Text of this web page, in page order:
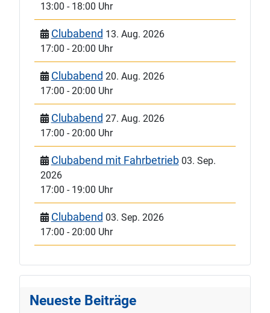
13:00 - 18:00 Uhr
Clubabend 13. Aug. 2026
17:00 -20:00 Uhr
Clubabend 20. Aug. 2026
17:00 -20:00 Uhr
Clubabend 27. Aug. 2026
17:00 -20:00 Uhr
Clubabend mit Fahrbetrieb 03. Sep.
2026
17:00 - 19:00 Uhr
Clubabend 03. Sep. 2026
17:00 -20:00 Uhr
Neueste Beiträge